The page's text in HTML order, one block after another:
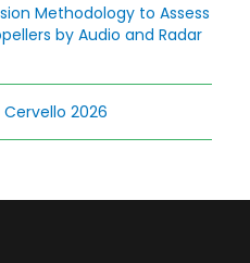
Methodology to Assess
by Audio and Radar
2026